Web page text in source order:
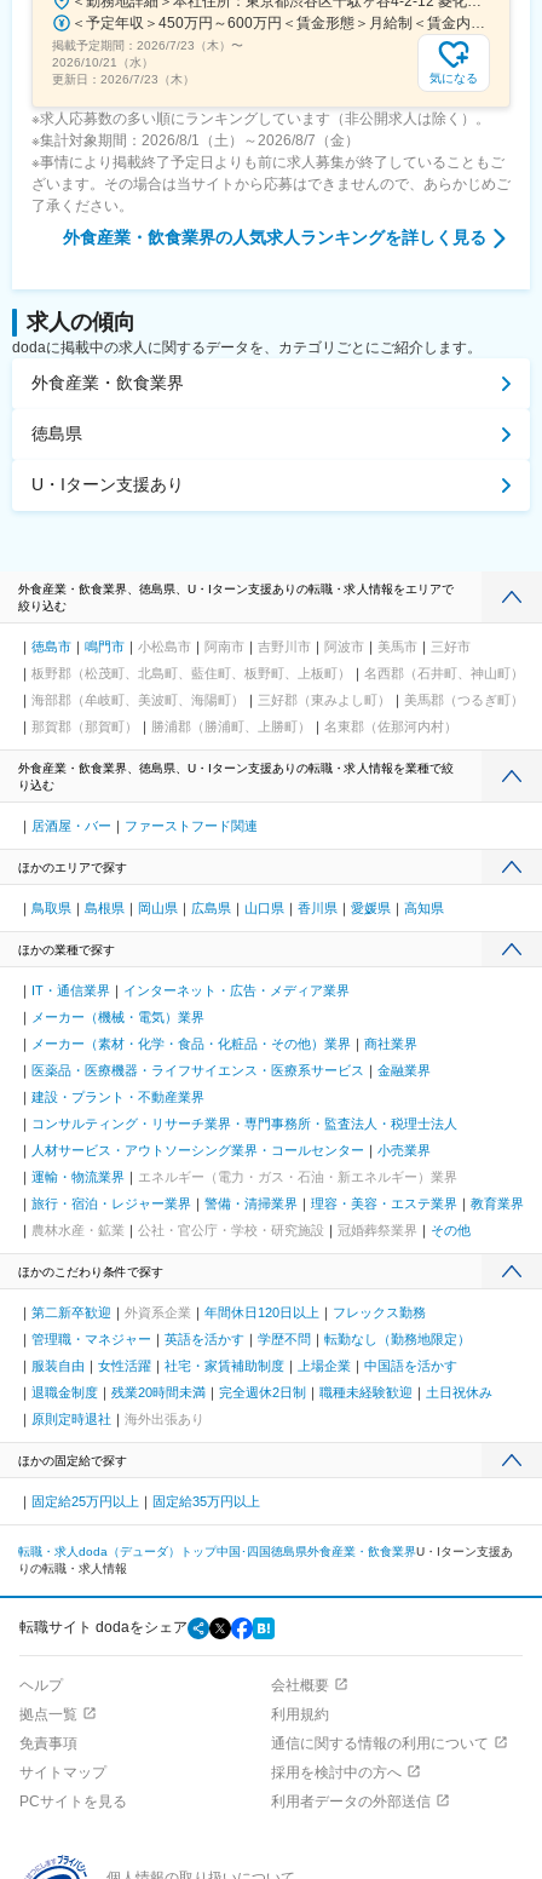
伊勢市駅、成田駅、五島町駅、岩村田駅、志村三丁目駅、京急川
崎駅、三島広小路駅、名鉄一宮駅、駅前駅、西塩釜駅、長岡京
駅、西桐生駅、山頂駅(千光寺山)、高松築港駅、桑名駅、上大月
駅、上栄町駅、久里浜駅、新下田駅、習志野駅、富田林西口駅、
駅、末広町駅(東京都)、八王子駅、東福生駅、立川駅、高田駅(奈
良県)、たけふ新駅、西鯖江駅、筑豊直方駅、曽根田駅、宝塚南口
駅、新浜松駅、仙台駅、倉敷駅、東飯能駅、神泉駅、西小山駅、
眉山ロープウェイ山麓駅、七条駅、横川駅(広島県)、京急蒲田駅、
電鉄出雲市駅、勝どき駅、小牧口駅、呼続駅、海老名駅(相模線)、
宇都宮駅東口駅、鳴尾・武庫川女子大前駅、新秋津駅、県庁前駅
(愛媛県)、岐阜駅、辛島町駅、八木崎駅、朝霞台駅、鹿児島中央駅
霞ケ関駅(東京都)、牛込神楽坂駅、南阿佐ケ谷駅、布田駅、府中競
馬正門前駅、とうきょうスカイツリー駅、福井駅(福井県)、春日駅
(福岡県)、平和通駅、古島駅、新札幌駅、函館駅、花田口駅、荒川
一中前駅、桜町駅(長崎県)、豊橋駅、島ノ関駅、寝姿山駅、佐世保
駅、西日暮里駅、岩本町駅、立川北駅、北府駅、第一通り駅、仙
掲載予定期間： 2026/7/23（木） 〜
2026/10/21（水）
更新日： 2026/7/23（木） 気になる
※求人応募数の多い順にランキングしています（非公開求人は除く）。
※集計対象期間：2026/8/1（土）～2026/8/7（金）
※事情により掲載終了予定日よりも前に求人募集が終了していることもご
ざいます。その場合は当サイトから応募はできませんので、あらかじめご
了承ください。
外食産業・飲食業界の人気求人ランキングを詳しく見る
求人の傾向
dodaに掲載中の求人に関するデータを、カテゴリごとにご紹介します。
外食産業・飲食業界
徳島県
U・Iターン支援あり
外食産業・飲食業界、徳島県、U・Iターン支援ありの転職・求人情報をエリアで
絞り込む
徳島市 鳴門市 小松島市 阿南市 吉野川市 阿波市 美馬市
三好市
板野郡（松茂町、北島町、藍住町、板野町、上板町）
名西郡（石井町、神山町）
海部郡（牟岐町、美波町、海陽町）
三好郡（東みよし町）
美馬郡（つるぎ町）
那賀郡（那賀町）
勝浦郡（勝浦町、上勝町） 名東郡（佐那河内村）
外食産業・飲食業界、徳島県、U・Iターン支援ありの転職・求人情報を業種で絞
り込む
居酒屋・バー ファーストフード関連
ほかのエリアで探す
鳥取県 島根県 岡山県 広島県 山口県 香川県 愛媛県 高知県
ほかの業種で探す
IT・通信業界
インターネット・広告・メディア業界
メーカー（機械・電気）業界
メーカー（素材・化学・食品・化粧品・その他）業界
商社業界
医薬品・医療機器・ライフサイエンス・医療系サービス
金融業界
建設・プラント・不動産業界
コンサルティング・リサーチ業界・専門事務所・監査法人・税理士法人
人材サービス・アウトソーシング業界・コールセンター
小売業界
運輸・物流業界
エネルギー（電力・ガス・石油・新エネルギー）業界
旅行・宿泊・レジャー業界
警備・清掃業界 理容・美容・エステ業界
教育業界
農林水産・鉱業
公社・官公庁・学校・研究施設 冠婚葬祭業界 その他
ほかのこだわり条件で探す
第二新卒歓迎 外資系企業 年間休日120日以上
フレックス勤務
管理職・マネジャー
英語を活かす 学歴不問
転勤なし（勤務地限定）
服装自由
女性活躍 社宅・家賃補助制度 上場企業
中国語を活かす
退職金制度
残業20時間未満 完全週休2日制 職種未経験歓迎
土日祝休み
原則定時退社
海外出張あり
ほかの固定給で探す
固定給25万円以上 固定給35万円以上
転職・求人doda（デューダ）トップ中国･四国徳島県外食産業・飲食業界U・Iターン支援あ
りの転職・求人情報
転職サイト dodaをシェア
ヘルプ
会社概要
拠点一覧
利用規約
免責事項
通信に関する情報の利用について
サイトマップ
採用を検討中の方へ
PCサイトを見る
利用者データの外部送信